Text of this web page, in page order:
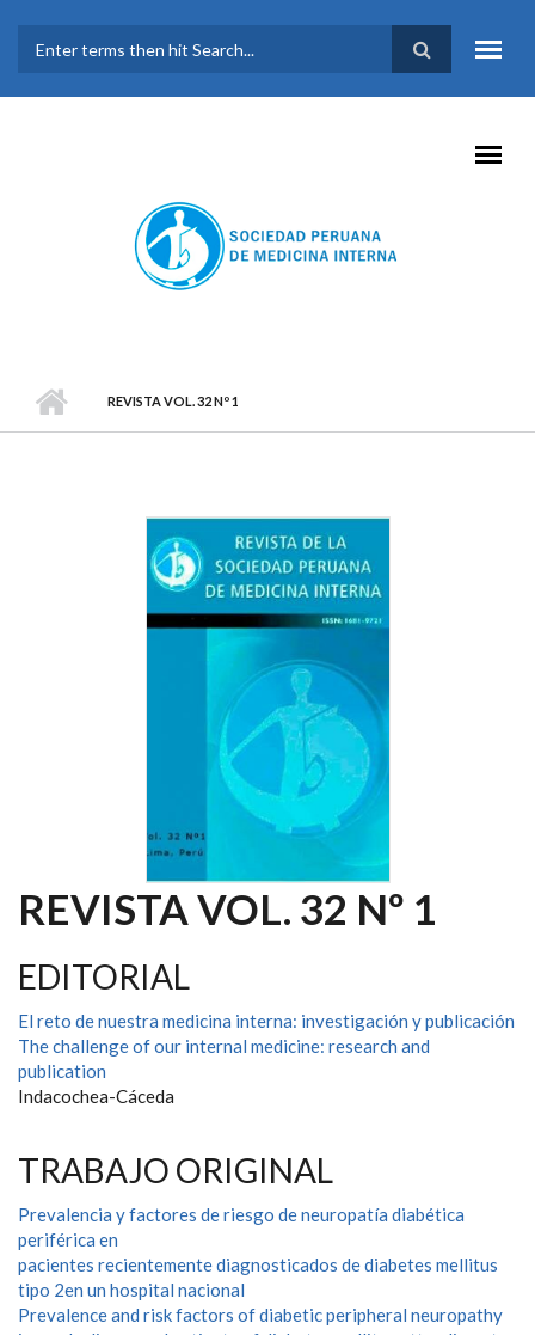
FORMULARIO DE
BÚSQUEDA
REVISTA VOL. 32 Nº 1
REVISTA VOL. 32 Nº 1
EDITORIAL
El reto de nuestra medicina interna: investigación y publicación
The challenge of our internal medicine: research and
publication
Indacochea-Cáceda
TRABAJO ORIGINAL
Prevalencia y factores de riesgo de neuropatía diabética
periférica en
pacientes recientemente diagnosticados de diabetes mellitus
tipo 2en un hospital nacional
Prevalence and risk factors of diabetic peripheral neuropathy